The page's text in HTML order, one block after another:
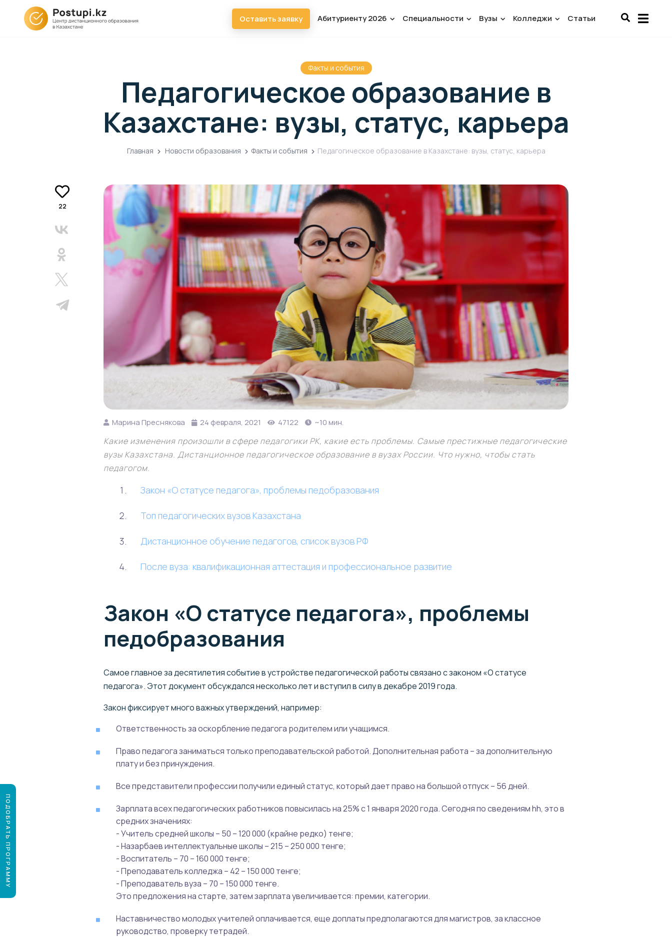
Оставить заявку Абитуриенту 2026 Специальности Вузы Колледжи Статьи
Факты и события
Педагогическое образование в
Казахстане: вузы, статус, карьера
Главная Новости образования Факты и события Педагогическое образование в Казахстане: вузы, статус, карьера
22
Марина Преснякова 24 февраля, 2021 47122 ~10 мин.
Какие изменения произошли в сфере педагогики РК, какие есть проблемы. Самые престижные педагогические
вузы Казахстана. Дистанционное педагогическое образование в вузах России. Что нужно, чтобы стать
педагогом.
Закон «О статусе педагога», проблемы педобразования
Топ педагогических вузов Казахстана
Дистанционное обучение педагогов, список вузов РФ
После вуза: квалификационная аттестация и профессиональное развитие
Закон «О статусе педагога», проблемы
педобразования
Самое главное за десятилетия событие в устройстве педагогической работы связано с законом «О статусе
педагога». Этот документ обсуждался несколько лет и вступил в силу в декабре 2019 года.
Закон фиксирует много важных утверждений, например:
Ответственность за оскорбление педагога родителем или учащимся.
Право педагога заниматься только преподавательской работой. Дополнительная работа – за дополнительную
плату и без принуждения.
Все представители профессии получили единый статус, который дает право на большой отпуск – 56 дней.
Зарплата всех педагогических работников повысилась на 25% с 1 января 2020 года. Сегодня по сведениям hh, это в
средних значениях:
- Учитель средней школы – 50 – 120 000 (крайне редко) тенге;
- Назарбаев интеллектуальные школы – 215 – 250 000 тенге;
- Воспитатель – 70 – 160 000 тенге;
- Преподаватель колледжа – 42 – 150 000 тенге;
- Преподаватель вуза – 70 – 150 000 тенге.
Это предложения на старте, затем зарплата увеличивается: премии, категории.
Наставничество молодых учителей оплачивается, еще доплаты предполагаются для магистров, за классное
руководство, проверку тетрадей.
ПОДОБРАТЬ ПРОГРАММУ